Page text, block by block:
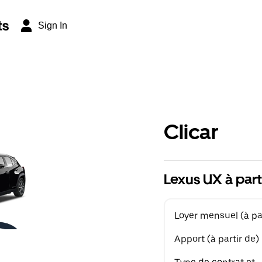
Sign In
Clicar
Lexus UX à
Loyer mensuel (à
Apport (à partir de)